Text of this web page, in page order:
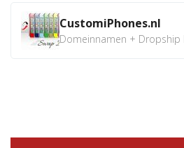
CustomiPhones.nl